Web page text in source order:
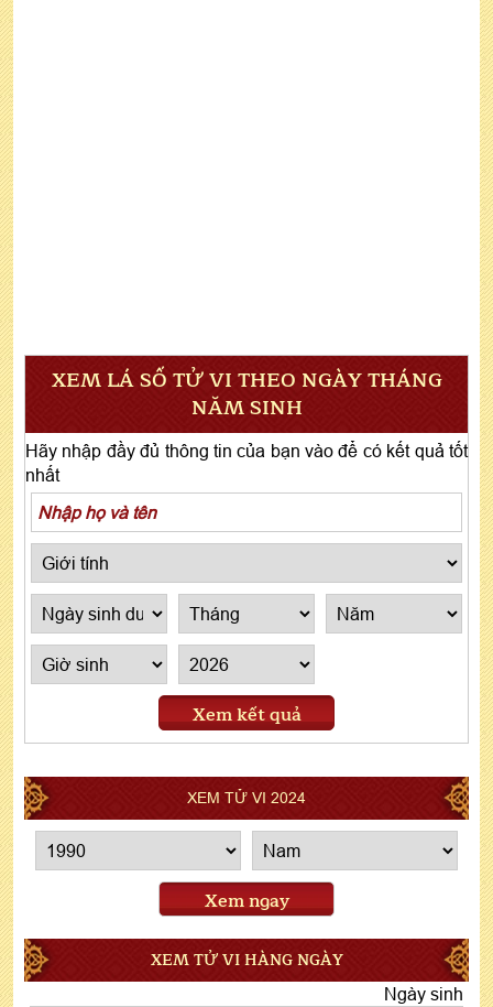
XEM LÁ SỐ TỬ VI THEO NGÀY THÁNG
NĂM SINH
Hãy nhập đầy đủ thông tin của bạn vào để có kết quả tốt
nhất
Xem kết quả
XEM TỬ VI 2024
Xem ngay
XEM TỬ VI HÀNG NGÀY
Ngày sinh